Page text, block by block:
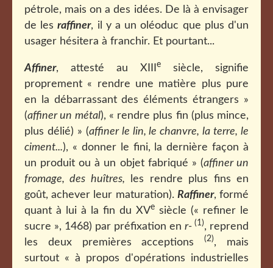
pétrole, mais on a des idées. De là à envisager
de lesraffiner, il y a un oléoduc que plus d'un
usager hésitera à franchir. Et pourtant...
Affiner, attesté au XIII e
siècle, signifie
proprement « rendre une matière plus pure
en la débarrassant des éléments étrangers »
(affiner un métal), « rendre plus fin (plus mince,
plus délié) » (affiner le lin, le chanvre, la terre, le
ciment...), « donner le fini, la dernière façon à
un produit ou à un objet fabriqué » (affiner un
fromage, des huîtres, les rendre plus fins en
goût, achever leur maturation). Raffiner, formé
quant à lui à la fin du XVe siècle (« refiner le
sucre », 1468) par préfixation en r- (1), reprend
les deux premières acceptions(2), mais
surtout « à propos d'opérations industrielles